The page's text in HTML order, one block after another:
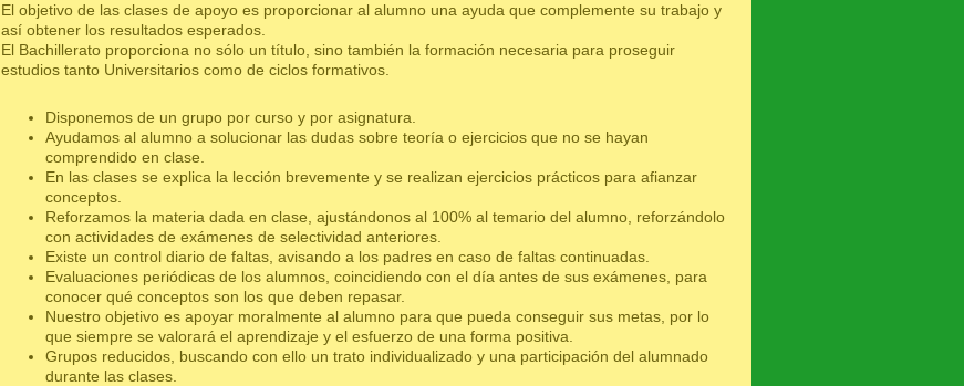
El objetivo de las clases de apoyo es proporcionar al alumno una ayuda que complemente su trabajo y
así obtener los resultados esperados.
El Bachillerato proporciona no sólo un título, sino también la formación necesaria para proseguir
estudios tanto Universitarios como de ciclos formativos.
Disponemos de un grupo por curso y por asignatura.
Ayudamos al alumno a solucionar las dudas sobre teoría o ejercicios que no se hayan
comprendido en clase.
En las clases se explica la lección brevemente y se realizan ejercicios prácticos para afianzar
conceptos.
Reforzamos la materia dada en clase, ajustándonos al 100% al temario del alumno, reforzándolo
con actividades de exámenes de selectividad anteriores.
Existe un control diario de faltas, avisando a los padres en caso de faltas continuadas.
Evaluaciones periódicas de los alumnos, coincidiendo con el día antes de sus exámenes, para
conocer qué conceptos son los que deben repasar.
Nuestro objetivo es apoyar moralmente al alumno para que pueda conseguir sus metas, por lo
que siempre se valorará el aprendizaje y el esfuerzo de una forma positiva.
Grupos reducidos, buscando con ello un trato individualizado y una participación del alumnado
durante las clases.